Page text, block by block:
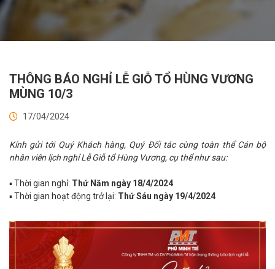
THÔNG BÁO NGHỈ LỄ GIỖ TỔ HÙNG VƯƠNG
MÙNG 10/3
17/04/2024
Kính gửi tới Quý Khách hàng, Quý Đối tác cùng toàn thể Cán bộ
nhân viên lịch nghỉ Lễ Giỗ tổ Hùng Vương, cụ thể như sau:
▪ Thời gian nghỉ: Thứ Năm ngày 18/4/2024
▪ Thời gian hoạt động trở lại: Thứ Sáu ngày 19/4/2024